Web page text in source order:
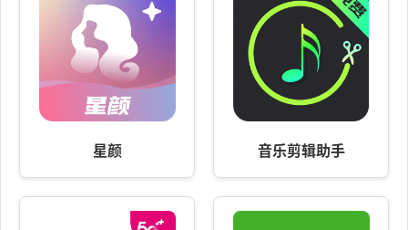
星颜 音乐剪辑助手